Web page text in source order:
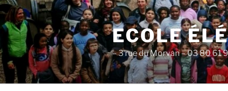
Aller
au
contenu
principal
ECOLE
– 3 rue du Morvan – 03 80 61